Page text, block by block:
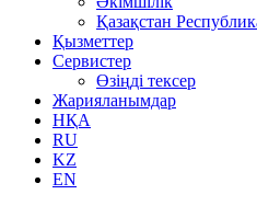
Қазақстан
Қызметтер
Сервистер
Өзіңді тексер
Жарияланымдар
НҚА
RU
KZ
EN